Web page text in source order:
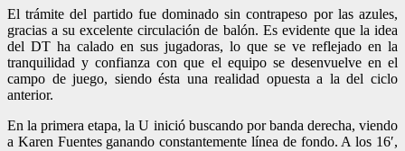
El trámite del partido fue dominado sin contrapeso por las azules,
gracias a su excelente circulación de balón. Es evidente que la idea
del DT ha calado en sus jugadoras, lo que se ve reflejado en la
tranquilidad y confianza con que el equipo se desenvuelve en el
campo de juego, siendo ésta una realidad opuesta a la del ciclo
anterior.
En la primera etapa, la U inició buscando por banda derecha, viendo
a Karen Fuentes ganando constantemente línea de fondo. A los 16′,